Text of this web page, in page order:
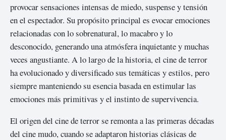
provocar sensaciones intensas de miedo, suspense y tensión
en el espectador. Su propósito principal es evocar emociones
relacionadas con lo sobrenatural, lo macabro y lo
desconocido, generando una atmósfera inquietante y muchas
veces angustiante. A lo largo de la historia, el cine de terror
ha evolucionado y diversificado sus temáticas y estilos, pero
siempre manteniendo su esencia basada en estimular las
emociones más primitivas y el instinto de supervivencia.
El origen del cine de terror se remonta a las primeras décadas
del cine mudo, cuando se adaptaron historias clásicas de